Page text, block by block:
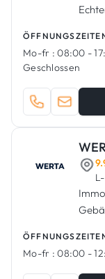
Mo-fr : 08:00 -
Geschlossen
Mo-fr : 08:00 -